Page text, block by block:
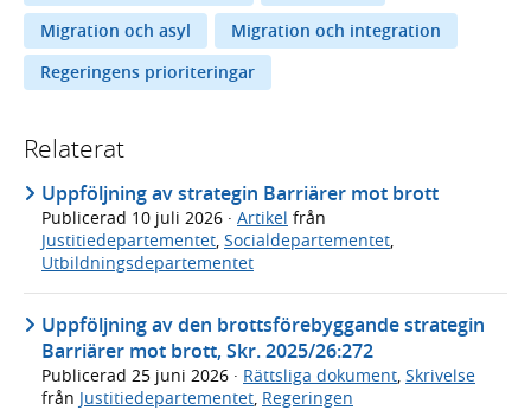
Migration och asyl
Migration och integration
Regeringens prioriteringar
Relaterat
Uppföljning av strategin Barriärer mot brott
Publicerad 10 juli 2026 · Artikel från
Justitiedepartementet, Socialdepartementet,
Utbildningsdepartementet
Uppföljning av den brottsförebyggande strategin
Barriärer mot brott, Skr. 2025/26:272
Publicerad 25 juni 2026 · Rättsliga dokument, Skrivelse
från Justitiedepartementet, Regeringen